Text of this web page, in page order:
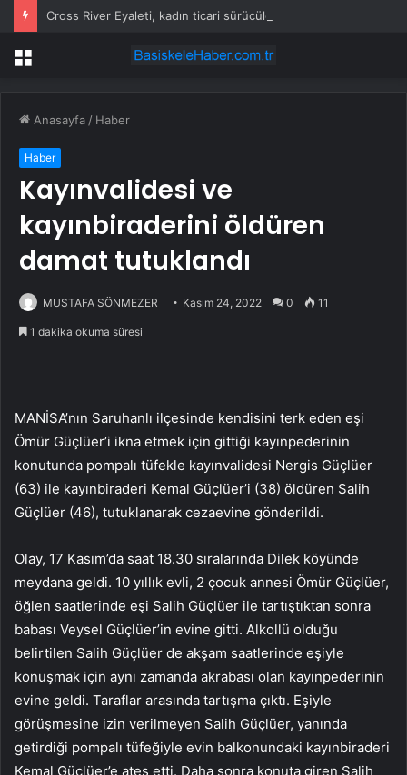
Menü
Anasayfa / Haber
Haber
Kayınvalidesi ve
kayınbiraderini öldüren
damat tutuklandı
MUSTAFA SÖNMEZER Kasım 24, 2022 0 11
1 dakika okuma süresi
MANİSA’nın Saruhanlı ilçesinde kendisini terk eden eşi
Ömür Güçlüer’i ikna etmek için gittiği kayınpederinin
konutunda pompalı tüfekle kayınvalidesi Nergis Güçlüer
(63) ile kayınbiraderi Kemal Güçlüer’i (38) öldüren Salih
Güçlüer (46), tutuklanarak cezaevine gönderildi.
Olay, 17 Kasım’da saat 18.30 sıralarında Dilek köyünde
meydana geldi. 10 yıllık evli, 2 çocuk annesi Ömür Güçlüer,
öğlen saatlerinde eşi Salih Güçlüer ile tartıştıktan sonra
babası Veysel Güçlüer’in evine gitti. Alkollü olduğu
belirtilen Salih Güçlüer de akşam saatlerinde eşiyle
konuşmak için aynı zamanda akrabası olan kayınpederinin
evine geldi. Taraflar arasında tartışma çıktı. Eşiyle
görüşmesine izin verilmeyen Salih Güçlüer, yanında
getirdiği pompalı tüfeğiyle evin balkonundaki kayınbiraderi
Kemal Güçlüer’e ateş etti. Daha sonra konuta giren Salih